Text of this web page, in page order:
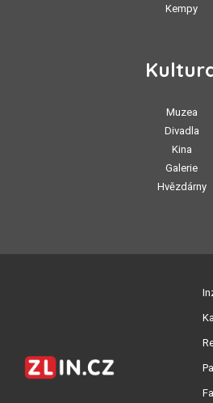
Kempy
Muzea
Divadla
Kina
Galerie
Hvězdárny